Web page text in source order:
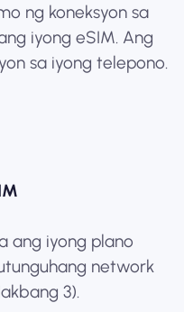
ng koneksyon sa
iyong eSIM. Ang
sa iyong telepono.
ang iyong plano
network
3).